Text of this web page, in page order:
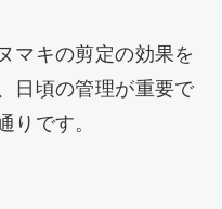
マキの剪定の効果を
日頃の管理が重要で
りです。